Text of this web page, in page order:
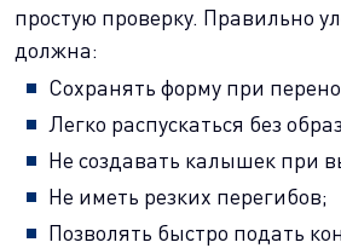
простую проверку. Правильно
должна:
Сохранять форму при
Легко распускаться без
Не создавать калышек при
Не иметь резких перегибов;
Позволять быстро подать